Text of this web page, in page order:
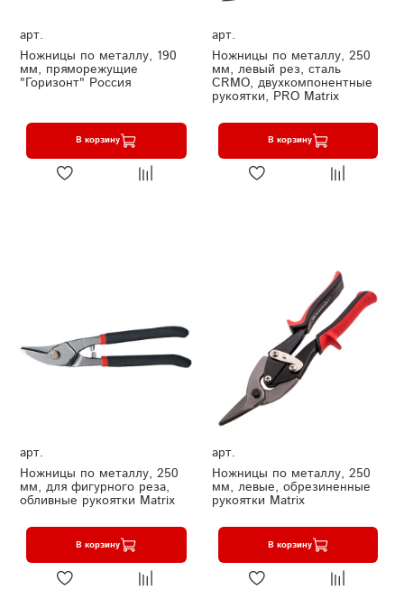
арт.
Ножницы по металлу, 190
мм, пряморежущие
"Горизонт" Россия
В корзину
арт.
Ножницы по металлу, 250
мм, левый рез, сталь
CRMO, двухкомпонентные
рукоятки, PRO Matrix
В корзину
арт.
Ножницы по металлу, 250
мм, для фигурного реза,
обливные рукоятки Matrix
В корзину
арт.
Ножницы по металлу, 250
мм, левые, обрезиненные
рукоятки Matrix
В корзину